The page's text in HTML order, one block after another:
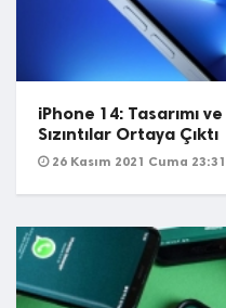
iPhone 14: Tasarımı
Sızıntılar Ortaya Çıktı
26 Kasım 2021 Cuma 23:31